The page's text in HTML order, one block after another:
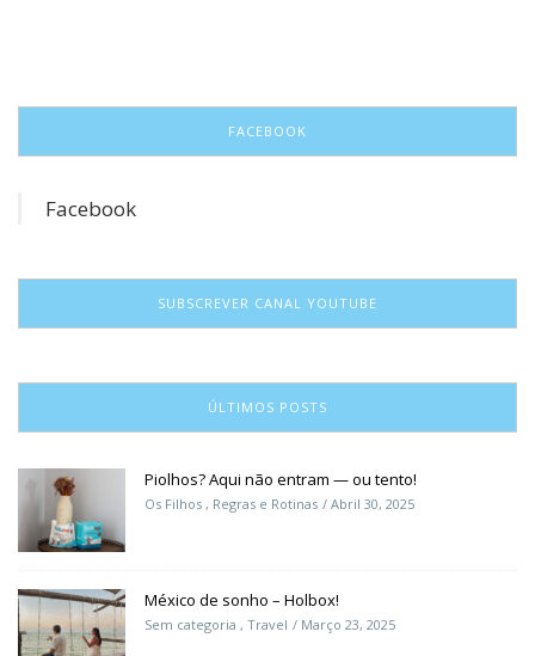
FACEBOOK
Facebook
SUBSCREVER CANAL YOUTUBE
ÚLTIMOS POSTS
Piolhos? Aqui não entram — ou tento!
Os Filhos , Regras e Rotinas Abril 30, 2025
México de sonho – Holbox!
Sem categoria , Travel Março 23, 2025